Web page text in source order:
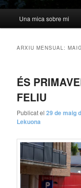
Una mica sobre mi
ARXIU MENSUAL:
ÉS
FELIU
Publicat el29 de maig
Lekuona